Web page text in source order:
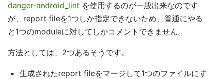
danger-android_lint を使用するのが一般出来なのです
が、report fileを1つしか指定できないため、普通にやる
と1つのmoduleに対してしかコメントできません。
方法としては、2つあるそうです。
生成されたreport fileをマージして1つのファイルにす